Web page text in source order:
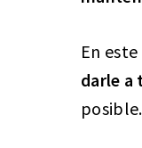
En
darle a
posible.